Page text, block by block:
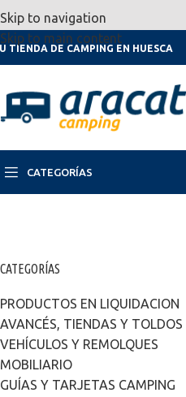
Skip to navigation
Skip to main content
TIENDA DE CAMPING EN HUESCA
CATEGORÍAS
CATEGORÍAS
PRODUCTOS EN LIQUIDACION
AVANCÉS, TIENDAS Y TOLDOS
VEHÍCULOS Y REMOLQUES
MOBILIARIO
GUÍAS Y TARJETAS CAMPING